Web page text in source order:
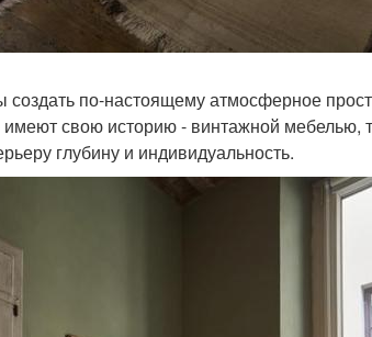
по-настоящему атмосферное
свою историю - винтажной мебелью,
глубину и индивидуальность.